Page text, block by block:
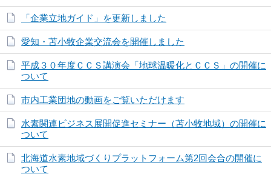
「企業立地ガイド」を更新しました
愛知・苫小牧企業交流会を開催しました
平成３０年度ＣＣＳ講演会「地球温暖化とＣＣＳ」の開催に
ついて
市内工業団地の動画をご覧いただけます
水素関連ビジネス展開促進セミナー（苫小牧地域）の開催に
ついて
北海道水素地域づくりプラットフォーム第2回会合の開催に
ついて